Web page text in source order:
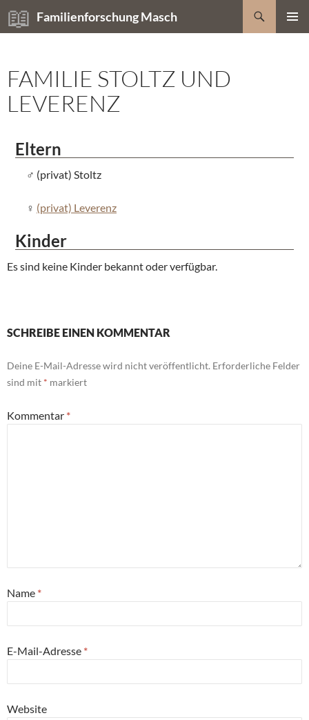
Zum
Inhalt
Familienforschung Masch
Suchen
FAMILIE STOLTZ UND
LEVERENZ
Eltern
(privat) Stoltz
(privat) Leverenz
Kinder
Es sind keine Kinder bekannt oder verfügbar.
SCHREIBE EINEN KOMMENTAR
Deine E-Mail-Adresse wird nicht veröffentlicht. Erforderliche Felder
sind mit * markiert
Kommentar *
Name *
E-Mail-Adresse *
Website